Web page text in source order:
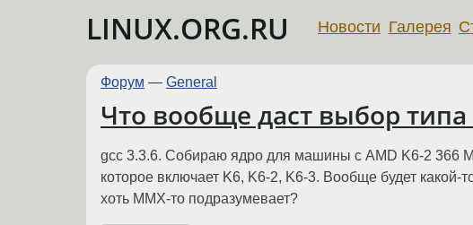
LINUX.ORG.RU Новости Галерея
Форум — General
Что вообще даст выбор
gcc 3.3.6. Собираю ядро для машины с AMD K6-2 366
которое включает K6, K6-2, K6-3. Вообще будет какой-
хоть MMX-то подразумевает?